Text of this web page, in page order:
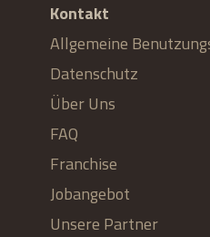
Kontakt
Allgemeine
Datenschutz
Über Uns
FAQ
Franchise
Jobangebot
Unsere Partner